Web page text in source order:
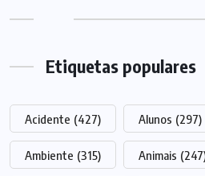
Etiquetas populares
Acidente (427) Alunos (297)
Ambiente (315) Animais